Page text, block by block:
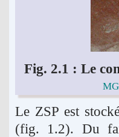
Fig. 2.1 : Le
Le ZSP est
(fig. 1.2). Du